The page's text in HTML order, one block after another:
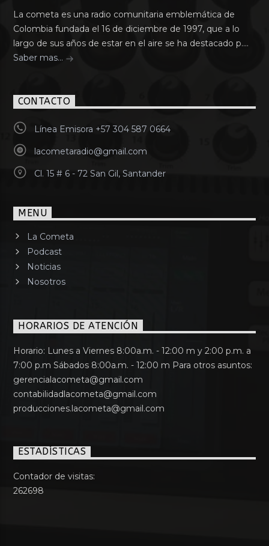
La cometa es una radio comunitaria emblemática de
Colombia fundada el 16 de diciembre de 1997, que a lo
largo de sus años de estar en el aire se ha destacado p....
Saber mas...
CONTACTO
Línea Emisora +57 304 587 0664
lacometaradio@gmail.com
Cl. 15 # 6 - 72 San Gil, Santander
MENU
La Cometa
Podcast
Noticias
Nosotros
HORARIOS DE ATENCIÓN
Horario: Lunes a Viernes 8:00a.m. - 12:00 m y 2:00 p.m. a
7:00 p.m Sábados 8:00a.m. - 12:00 m Para otros asuntos:
gerencialacometa@gmail.com
contabilidadlacometa@gmail.com
producciones.lacometa@gmail.com
ESTADÍSTICAS
Contador de visitas:
262698